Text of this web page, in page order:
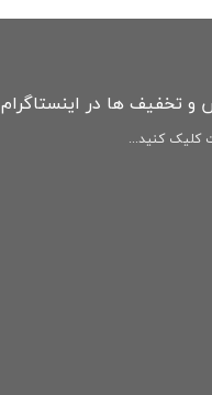
و تخفیف ها در اینستاگرام
کلیک کنید...